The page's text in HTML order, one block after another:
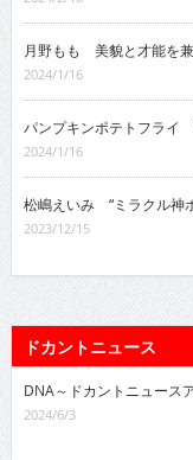
月野もも 美貌と才能を兼
2024/1/16
パンプキンポテトフライ
2024/1/16
松嶋えいみ “ミラクル神
2023/12/15
ドカントニュース
DNA～ドカントニュース
2024/6/3